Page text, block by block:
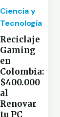
Ciencia y
Tecnología
Reciclaje
Gaming
en
Colombia:
$400.000
al
Renovar
tu PC